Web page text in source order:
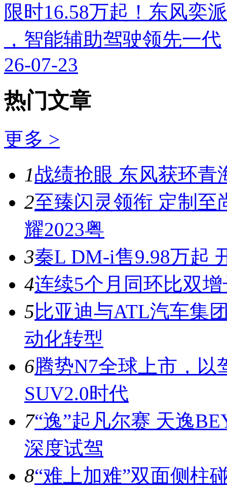
限时16.58万起！东风奕
，智能辅助驾驶领先一代
26-07-23
热门文章
更多 >
1战绩抢眼 东风获环青
2至臻闪灵领衔 定制至
耀2023粤
3秦L DM-i售9.98万起
4连续5个月同环比双
5比亚迪与ATL汽车集
动化转型
6腾势N7全球上市，以
SUV2.0时代
7“逸”起凡尔赛 天逸
深度试驾
8“难上加难”双面侧柱